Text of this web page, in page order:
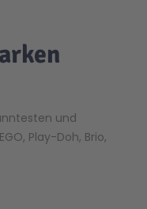
und
Play-Doh, Brio,